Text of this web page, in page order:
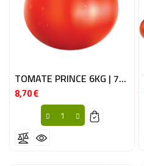
TOMATE PRINCE 6KG | 70+ BE
8,70 €Prix